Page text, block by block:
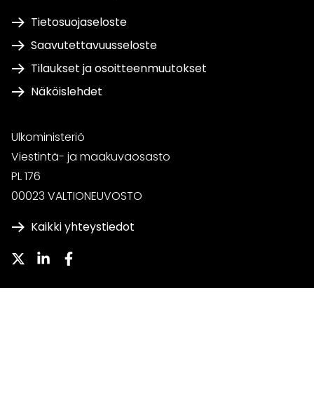
Tietosuojaseloste
Saavutettavuusseloste
Tilaukset ja osoitteenmuutokset
Näköislehdet
Ulkoministeriö
Viestintä- ja maakuvaosasto
PL 176
00023 VALTIONEUVOSTO
Kaikki yhteystiedot